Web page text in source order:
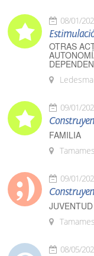
08/01/
OTRAS
Ledesma
09/01/
FAMILIA
Tamames
09/01/
JUVENTUD
Tamames
08/05/